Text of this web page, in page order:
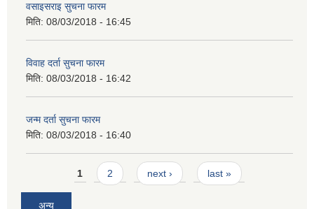
वसाइसराइ सुचना फारम
मिति: 08/03/2018 - 16:45
विवाह दर्ता सुचना फारम
मिति: 08/03/2018 - 16:42
जन्म दर्ता सुचना फारम
मिति: 08/03/2018 - 16:40
Pages1 2 next › last »
अन्य